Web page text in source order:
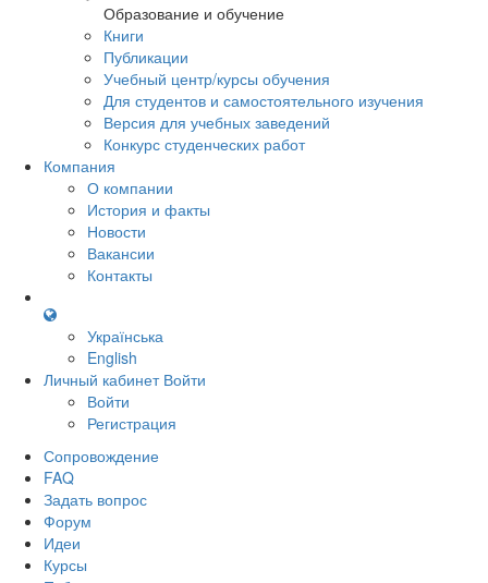
Образование и обучение
Книги
Публикации
Учебный центр/курсы обучения
Для студентов и самостоятельного изучения
Версия для учебных заведений
Конкурс студенческих работ
Компания
О компании
История и факты
Новости
Вакансии
Контакты
Українська
English
Личный кабинет Войти
Войти
Регистрация
Сопровождение
FAQ
Задать вопрос
Форум
Идеи
Курсы